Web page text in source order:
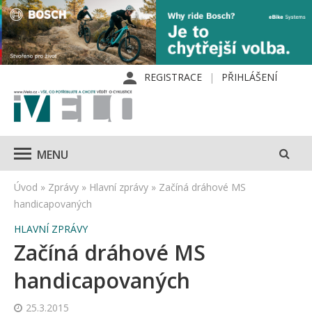
REGISTRACE PŘIHLÁŠENÍ
MENU
Úvod » Zprávy » Hlavní zprávy » Začíná dráhové MS
handicapovaných
HLAVNÍ ZPRÁVY
Začíná dráhové MS
handicapovaných
25.3.2015